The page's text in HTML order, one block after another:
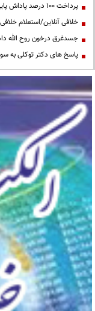
پرداخت ۱۰۰ درصد پاداش پایان خدمت فرهنگیان
خلافی آنلاین/استعلام
جسدغرق درخون روح الله
پاسخ های دکتر توکلی به